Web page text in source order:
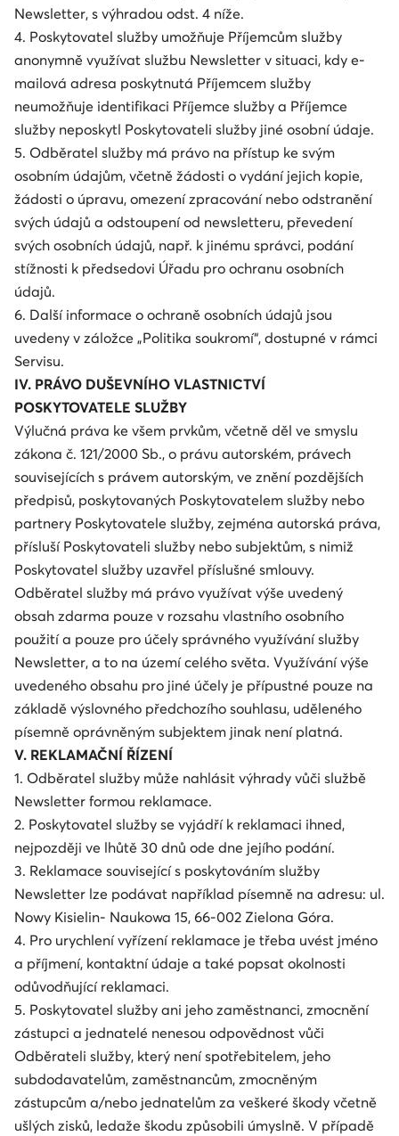
Newsletter, s výhradou odst. 4 níže.
4. Poskytovatel služby umožňuje Příjemcům služby
anonymně využívat službu Newsletter v situaci, kdy e-
mailová adresa poskytnutá Příjemcem služby
neumožňuje identifikaci Příjemce služby a Příjemce
služby neposkytl Poskytovateli služby jiné osobní údaje.
5. Odběratel služby má právo na přístup ke svým
osobním údajům, včetně žádosti o vydání jejich kopie,
žádosti o úpravu, omezení zpracování nebo odstranění
svých údajů a odstoupení od newsletteru, převedení
svých osobních údajů, např. k jinému správci, podání
stížnosti k předsedovi Úřadu pro ochranu osobních
údajů.
6. Další informace o ochraně osobních údajů jsou
uvedeny v záložce „Politika soukromí“, dostupné v rámci
Servisu.
IV. PRÁVO DUŠEVNÍHO VLASTNICTVÍ
POSKYTOVATELE SLUŽBY
Výlučná práva ke všem prvkům, včetně děl ve smyslu
zákona č. 121/2000 Sb., o právu autorském, právech
souvisejících s právem autorským, ve znění pozdějších
předpisů, poskytovaných Poskytovatelem služby nebo
partnery Poskytovatele služby, zejména autorská práva,
přísluší Poskytovateli služby nebo subjektům, s nimiž
Poskytovatel služby uzavřel příslušné smlouvy.
Odběratel služby má právo využívat výše uvedený
obsah zdarma pouze v rozsahu vlastního osobního
použití a pouze pro účely správného využívání služby
Newsletter, a to na území celého světa. Využívání výše
uvedeného obsahu pro jiné účely je přípustné pouze na
základě výslovného předchozího souhlasu, uděleného
písemně oprávněným subjektem jinak není platná.
V. REKLAMAČNÍ ŘÍZENÍ
1. Odběratel služby může nahlásit výhrady vůči službě
Newsletter formou reklamace.
2. Poskytovatel služby se vyjádří k reklamaci ihned,
nejpozději ve lhůtě 30 dnů ode dne jejího podání.
3. Reklamace související s poskytováním služby
Newsletter lze podávat například písemně na adresu: ul.
Nowy Kisielin- Naukowa 15, 66-002 Zielona Góra.
4. Pro urychlení vyřízení reklamace je třeba uvést jméno
a příjmení, kontaktní údaje a také popsat okolnosti
odůvodňující reklamaci.
5. Poskytovatel služby ani jeho zaměstnanci, zmocnění
zástupci a jednatelé nenesou odpovědnost vůči
Odběrateli služby, který není spotřebitelem, jeho
subdodavatelům, zaměstnancům, zmocněným
zástupcům a/nebo jednatelům za veškeré škody včetně
ušlých zisků, ledaže škodu způsobili úmyslně. V případě